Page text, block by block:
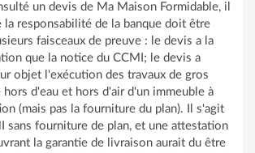
un devis de Ma Maison Formidable, il
la responsabilité de la banque doit être
faisceaux de preuve : le devis a la
que la notice du CCMI; le devis a
objet l'exécution des travaux de gros
d'eau et hors d'air d'un immeuble à
(mais pas la fourniture du plan). Il s'agit
sans fourniture de plan, et une attestation
la garantie de livraison aurait du être